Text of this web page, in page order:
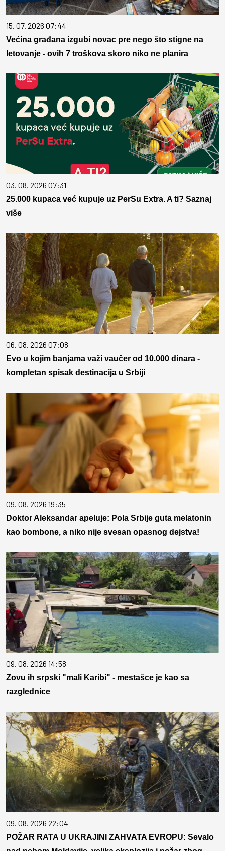
15. 07. 2026 07:44
Većina građana izgubi novac pre nego što stigne na
letovanje - ovih 7 troškova skoro niko ne planira
03. 08. 2026 07:31
25.000 kupaca već kupuje uz PerSu Extra. A ti? Saznaj
više
06. 08. 2026 07:08
Evo u kojim banjama važi vaučer od 10.000 dinara -
kompletan spisak destinacija u Srbiji
09. 08. 2026 19:35
Doktor Aleksandar apeluje: Pola Srbije guta melatonin
kao bombone, a niko nije svesan opasnog dejstva!
09. 08. 2026 14:58
Zovu ih srpski "mali Karibi" - mestašce je kao sa
razglednice
09. 08. 2026 22:04
POŽAR RATA U UKRAJINI ZAHVATA EVROPU: Sevalo